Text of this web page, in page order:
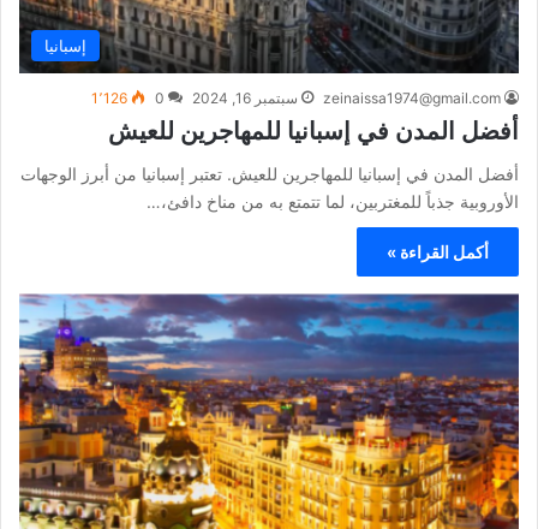
إسبانيا
zeinaissa1974@gmail.com سبتمبر 16, 2024 0 1٬126
أفضل المدن في إسبانيا للمهاجرين للعيش
أفضل المدن في إسبانيا للمهاجرين للعيش. تعتبر إسبانيا من أبرز الوجهات
الأوروبية جذباً للمغتربين، لما تتمتع به من مناخ دافئ،…
أكمل القراءة »